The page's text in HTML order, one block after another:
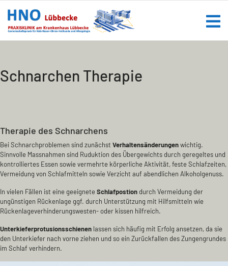
Schnarchen Therapie
Therapie des Schnarchens
Bei Schnarchproblemen sind zunächst Verhaltensänderungenwichtig.
Sinnvolle Massnahmen sind Ruduktion des Übergewichts durch geregeltes und
kontrolliertes Essen sowie vermehrte körperliche Aktivität, feste Schlafzeiten,
Vermeidung von Schlafmitteln sowie Verzicht auf abendlichen Alkoholgenuss.
In vielen Fällen ist eine geeignete Schlafpostiondurch Vermeidung der
ungünstigen Rückenlage ggf. durch Unterstützung mit Hilfsmitteln wie
Rückenlageverhinderungswesten- oder kissen hilfreich.
Unterkieferprotusionsschienen lassen sich häufig mit Erfolg ansetzen, da sie
den Unterkiefer nach vorne ziehen und so ein Zurückfallen des Zungengrundes
im Schlaf verhindern.